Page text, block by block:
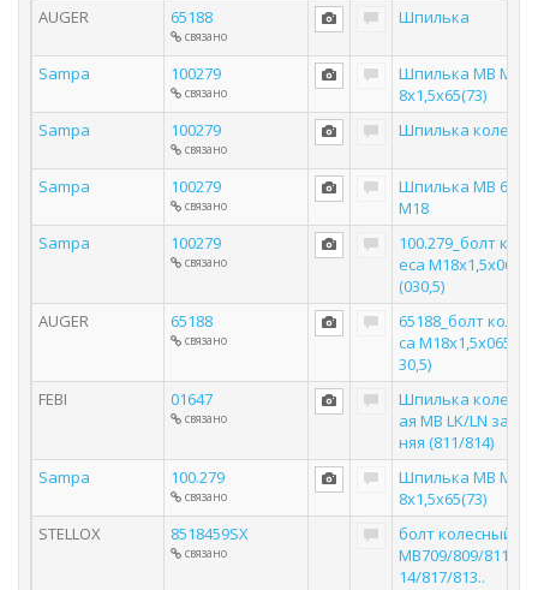
AUGER
65188
связано
Шпилька
Sampa 100279
связано
Шпилька MB M1
8x1,5x65(73)
Sampa
100279
связано
Шпилька колеса
Sampa 100279
связано
Шпилька MB 65*
M18
Sampa
100279
связано
100.279_болт кол
еса М18х1,5х065
(030,5)
AUGER
65188
связано
65188_болт коле
са М18х1,5х065(0
30,5)
FEBI
01647
связано
Шпилька колесн
ая MB LK/LN зад
няя (811/814)
Sampa
100.279
связано
Шпилька MB M1
8x1,5x65(73)
STELLOX
8518459SX
связано
болт колесный ·
MB709/809/811/8
14/817/813..